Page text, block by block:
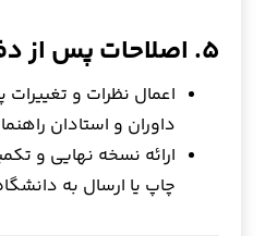
۵. اصلاحات پس از دفاع
اعمال نظرات و
داوران و استادان راهنما
ارائه نسخه نهایی و
چاپ یا ارسال به